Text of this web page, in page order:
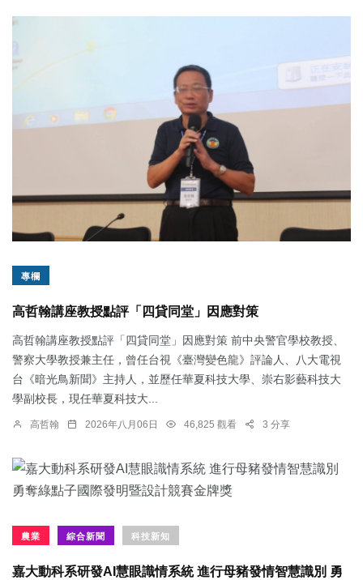
專欄
高哲翰講座教授點評「四貸同堂」因應對策
高哲翰講座教授點評「四貸同堂」因應對策 前中央警官學校教授、
警察大學教授兼主任，曾任台視《臺灣變色龍》評論人、八大電視
台《暗光鳥新聞》主持人，並歷任華夏科技大學、崇右影藝科技大
學副校長，現任華夏科技大...
高哲翰 2026年八月06日 46,825 觀看 3 分享
農業 綜合新聞 科技新知
嘉大動科系研發AI慧眼識情系統 進行母豬發情智慧識別 勇